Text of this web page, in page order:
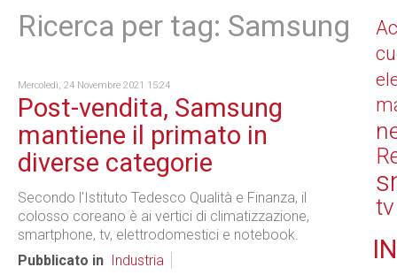
Ricerca per tag: Samsung
Mercoledì, 24 Novembre 2021 15:24
Post-vendita, Samsung
mantiene il primato in
diverse categorie
Secondo l'Istituto Tedesco Qualità e Finanza, il
colosso coreano è ai vertici di climatizzazione,
smartphone, tv, elettrodomestici e notebook.
Pubblicato in
Industria
tv
IN